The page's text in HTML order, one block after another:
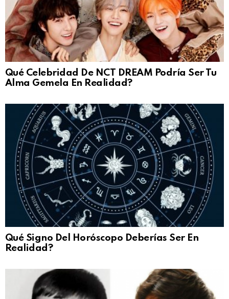
Qué Celebridad De NCT DREAM Podría Ser Tu
Alma Gemela En Realidad?
Qué Signo Del Horóscopo Deberías Ser En
Realidad?